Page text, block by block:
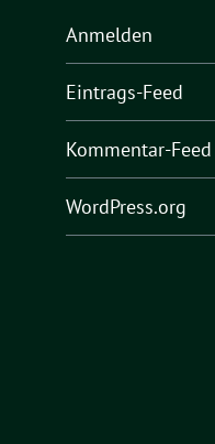
Anmelden
Eintrags-Feed
Kommentar-Feed
WordPress.org